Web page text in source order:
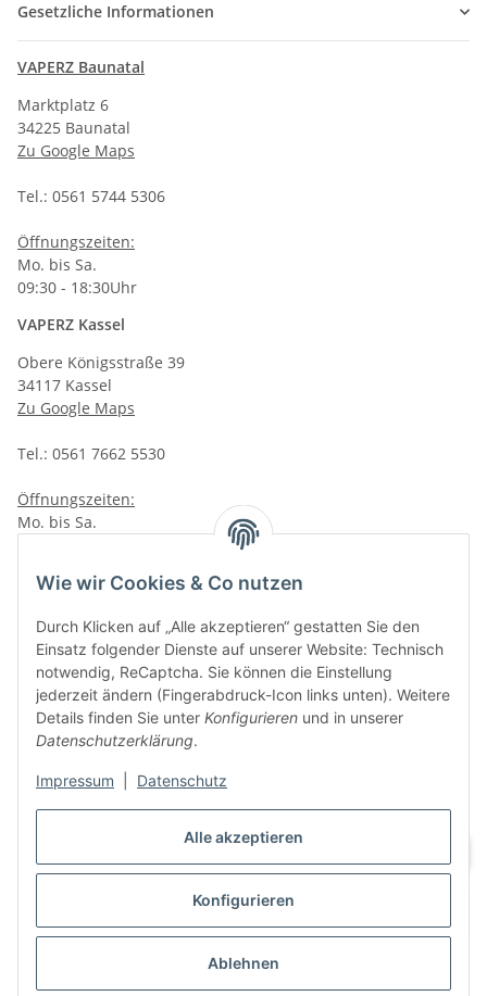
Alle akzeptieren
Konfigurieren
Ablehnen
Wie wir Cookies & Co nutzen
Durch Klicken auf „Alle akzeptieren“ gestatten Sie den
Einsatz folgender Dienste auf unserer Website: Technisch
notwendig, ReCaptcha. Sie können die Einstellung
jederzeit ändern (Fingerabdruck-Icon links unten). Weitere
Details finden Sie unter Konfigurieren und in unserer
Datenschutzerklärung.
Impressum Datenschutz
Gesetzliche Informationen
VAPERZ Baunatal
Marktplatz 6
34225 Baunatal
Zu Google Maps
Tel.: 0561 5744 5306
Öffnungszeiten:
Mo. bis Sa.
09:30 - 18:30Uhr
VAPERZ Kassel
Obere Königsstraße 39
34117 Kassel
Zu Google Maps
Tel.: 0561 7662 5530
Öffnungszeiten:
Mo. bis Sa.
VAPERZ Vellmar
Lange Wender 7
34246 Vellmar
Zu Google Maps
Tel.: 0561 9885 9996
Mo. bis Sa.
Vertrag widerrufen